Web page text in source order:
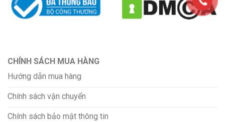
CHÍNH SÁCH MUA HÀNG
Hướng dẫn mua hàng
Chính sách vận chuyển
Chính sách bảo mật thông tin